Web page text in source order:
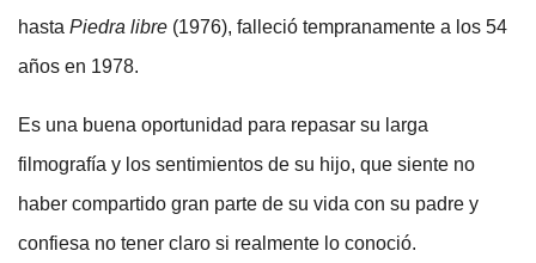
hasta Piedra libre (1976), falleció tempranamente a los 54
años en 1978.
Es una buena oportunidad para repasar su larga
filmografía y los sentimientos de su hijo, que siente no
haber compartido gran parte de su vida con su padre y
confiesa no tener claro si realmente lo conoció.